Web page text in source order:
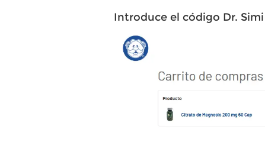
Introduce el código Dr.